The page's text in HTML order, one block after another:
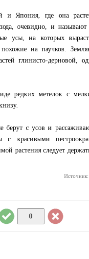
и Япония, где она
очевидно, и называют
усы, на которых
на паучков.
глинисто-дерновой,
редких метелок с
берут с усов и
с красивыми
растения следует
Источник:
0